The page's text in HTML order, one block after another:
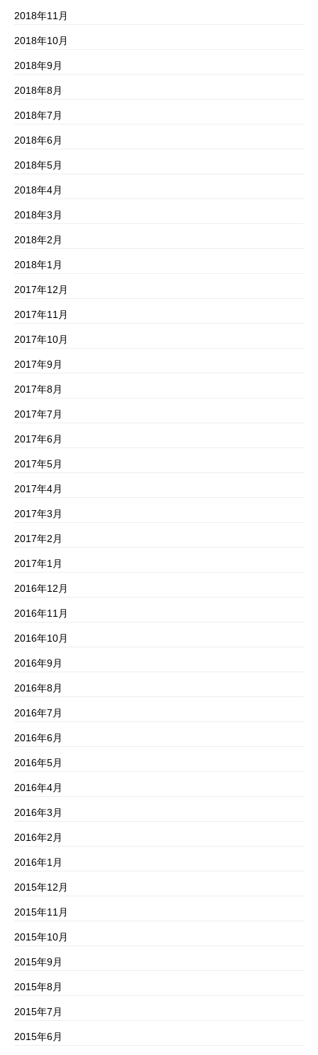
2018年11月
2018年10月
2018年9月
2018年8月
2018年7月
2018年6月
2018年5月
2018年4月
2018年3月
2018年2月
2018年1月
2017年12月
2017年11月
2017年10月
2017年9月
2017年8月
2017年7月
2017年6月
2017年5月
2017年4月
2017年3月
2017年2月
2017年1月
2016年12月
2016年11月
2016年10月
2016年9月
2016年8月
2016年7月
2016年6月
2016年5月
2016年4月
2016年3月
2016年2月
2016年1月
2015年12月
2015年11月
2015年10月
2015年9月
2015年8月
2015年7月
2015年6月